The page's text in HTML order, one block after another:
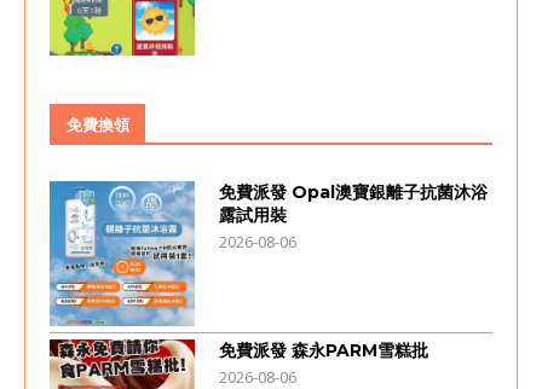
免費換領
免費派發 Opal澳寶銀離子抗菌沐浴
露試用裝
2026-08-06
免費派發 森永PARM雪糕批
2026-08-06